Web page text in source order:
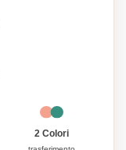
2 Colori